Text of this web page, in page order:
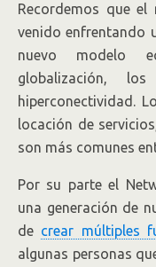
Recordemos que
venido enfrentando
nuevo modelo
globalización,
hiperconectividad.
locación de
son más comunes
Por su parte el
una generación de
de crear múltiples
algunas personas